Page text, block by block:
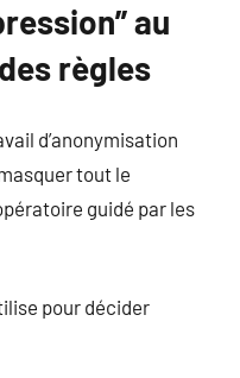
au
règles
d’anonymisation
tout le
guidé par les
pour décider